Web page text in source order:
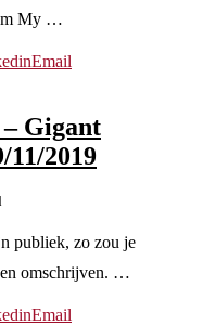
My …
Email
Gigant
11/2019
publiek, zo zou je
omschrijven. …
Email